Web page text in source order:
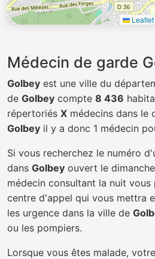
Leaflet
Médecin de garde
Golbey est une ville du
de Golbey compte 8 436
répertoriés X médecins dans le
Golbey il y a donc 1 médecin
Si vous recherchez le numéro
dans Golbey ouvert le
médecin consultant la nuit
centre d'appel qui vous mettra
les urgence dans la ville de
ou les pompiers.
Lorsque vous êtes malade,